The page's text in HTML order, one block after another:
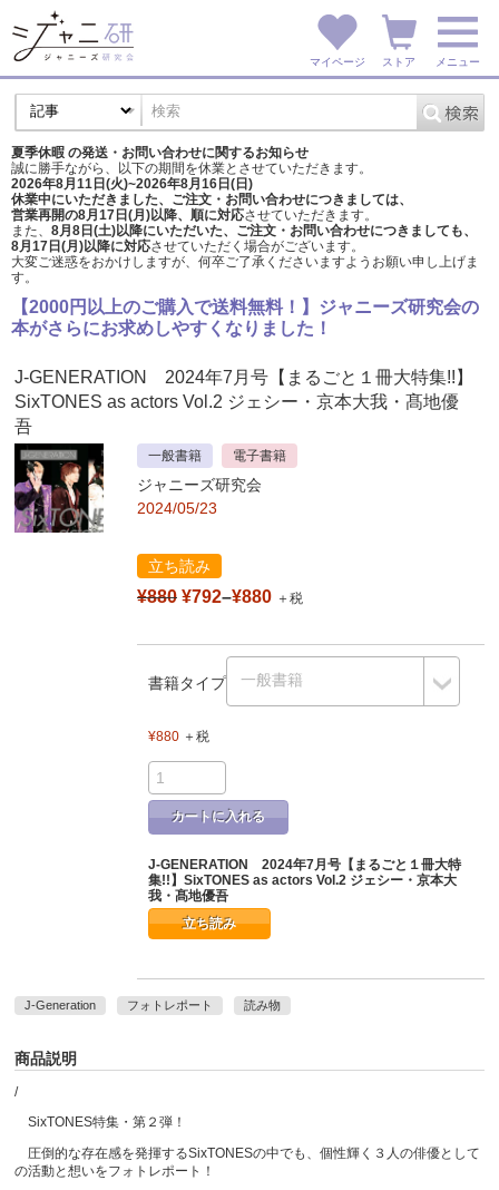
マイページ ストア メニュー
夏季休暇 の発送・お問い合わせに関するお知らせ
誠に勝手ながら、以下の期間を休業とさせていただきます。
2026年8月11日(火)~2026年8月16日(日)
休業中にいただきました、ご注文・お問い合わせにつきましては、
営業再開の8月17日(月)以降、順に対応させていただきます。
また、 8月8日(土)以降にいただいた、ご注文・ お問い合わせにつきましても、
8月17日(月)以降に対応させていただく場合がございます。
大変ご迷惑をおかけしますが、 何卒ご了承くださいますようお願い申し上げま
す。
【2000円以上のご購入で送料無料！】ジャニーズ研究会の
本がさらにお求めしやすくなりました！
J-GENERATION 2024年7月号【まるごと１冊大特集!!】
SixTONES as actors Vol.2 ジェシー・京本大我・髙地優
吾
一般書籍 電子書籍
ジャニーズ研究会
2024/05/23
立ち読み
¥880 ¥792–¥880 ＋税
書籍タイプ
¥880 ＋税
カートに入れる
J-GENERATION 2024年7月号【まるごと１冊大特
集!!】SixTONES as actors Vol.2 ジェシー・京本大
我・髙地優吾
立ち読み
J-Generation フォトレポート 読み物
商品説明
/
SixTONES特集・第２弾！
圧倒的な存在感を発揮するSixTONESの中でも、個性輝く３人の俳優として
の活動と想いをフォトレポート！